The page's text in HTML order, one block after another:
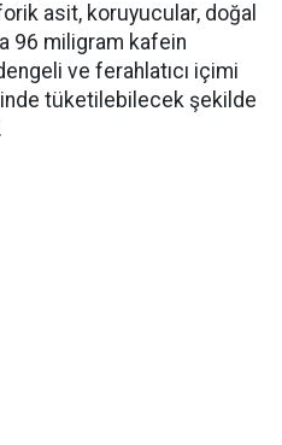
asit, koruyucular, doğal
96 miligram kafein
ve ferahlatıcı içimi
tüketilebilecek şekilde